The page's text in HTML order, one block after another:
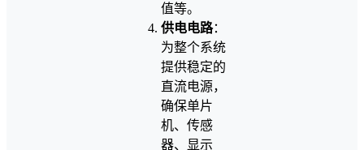
值等。
供电电路：
为整个系统
提供稳定的
直流电源，
确保单片
机、传感
器、显示